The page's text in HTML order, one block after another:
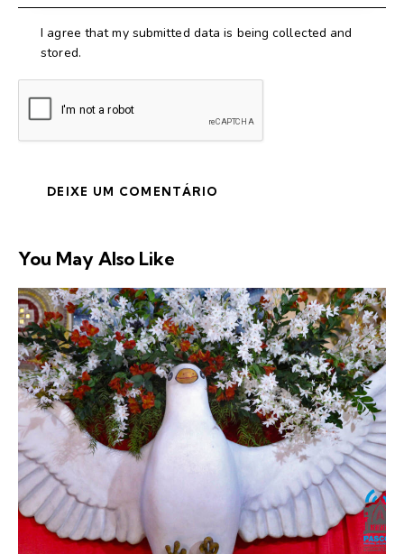
I agree that my submitted data is being collected and
stored.
You May Also Like